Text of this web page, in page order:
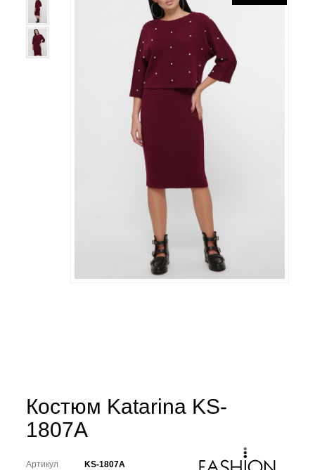
Костюм Katarina KS-
1807A
Артикул
KS-1807A